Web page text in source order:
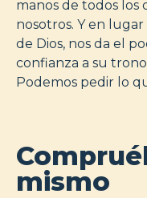
manos de todos los
nosotros. Y en
de Dios, nos da el
confianza a su
Podemos pedir lo
mismo